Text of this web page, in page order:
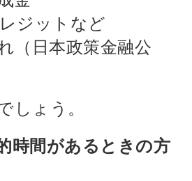
ジットなど
（日本政策金融公
しょう。
時間があるときの方